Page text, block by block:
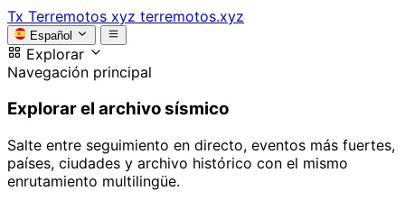
Tx Terremotos xyz terremotos.xyz
Español
Explorar
Navegación principal
Explorar el archivo sísmico
Salte entre seguimiento en directo, eventos más fuertes,
países, ciudades y archivo histórico con el mismo
enrutamiento multilingüe.